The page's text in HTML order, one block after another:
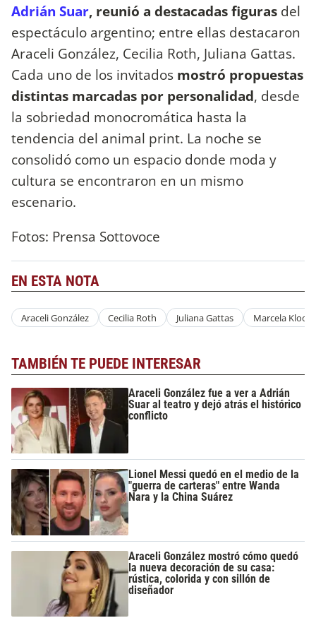
Adrián Suar, reunió a destacadas figuras del
espectáculo argentino; entre ellas destacaron
Araceli González, Cecilia Roth, Juliana Gattas.
Cada uno de los invitados mostró propuestas
distintas marcadas por personalidad, desde
la sobriedad monocromática hasta la
tendencia del animal print. La noche se
consolidó como un espacio donde moda y
cultura se encontraron en un mismo
escenario.
Fotos: Prensa Sottovoce
EN ESTA NOTA
Araceli González Cecilia Roth Juliana Gattas Marcela
TAMBIÉN TE PUEDE INTERESAR
Araceli González fue a ver a Adrián
Suar al teatro y dejó atrás el histórico
conflicto
Lionel Messi quedó en el medio de la
"guerra de carteras" entre Wanda
Nara y la China Suárez
Araceli González mostró cómo quedó
la nueva decoración de su casa:
rústica, colorida y con sillón de
diseñador